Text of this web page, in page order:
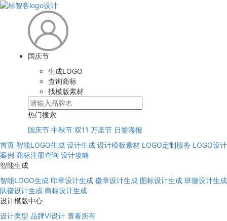
国庆节
生成LOGO
查询商标
找模版素材
热门搜索
国庆节 中秋节 双11 万圣节 日签海报
首页 智能LOGO生成 设计生成 设计模板素材 LOGO定制服务 LOGO设计
案例 商标注册查询 设计攻略
智能生成
智能LOGO生成 印章设计生成 徽章设计生成 图标设计生成 班徽设计生成
队徽设计生成 商标设计生成
设计模版中心
设计类型 品牌VI设计 查看所有